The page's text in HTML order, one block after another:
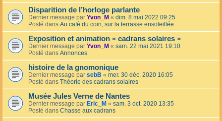
Disparition de l’horloge parlante
Dernier message par Yvon_M « dim. 8 mai 2022 09:25
Posté dans Au café du coin, sur la terrasse ensoleillée
Exposition et animation « cadrans solaires »
Dernier message par Yvon_M « sam. 22 mai 2021 19:10
Posté dans Annonces
histoire de la gnomonique
Dernier message par sebB « mer. 30 déc. 2020 16:05
Posté dans Théorie des cadrans solaires
Musée Jules Verne de Nantes
Dernier message par Eric_M « sam. 3 oct. 2020 13:35
Posté dans Chasse aux cadrans